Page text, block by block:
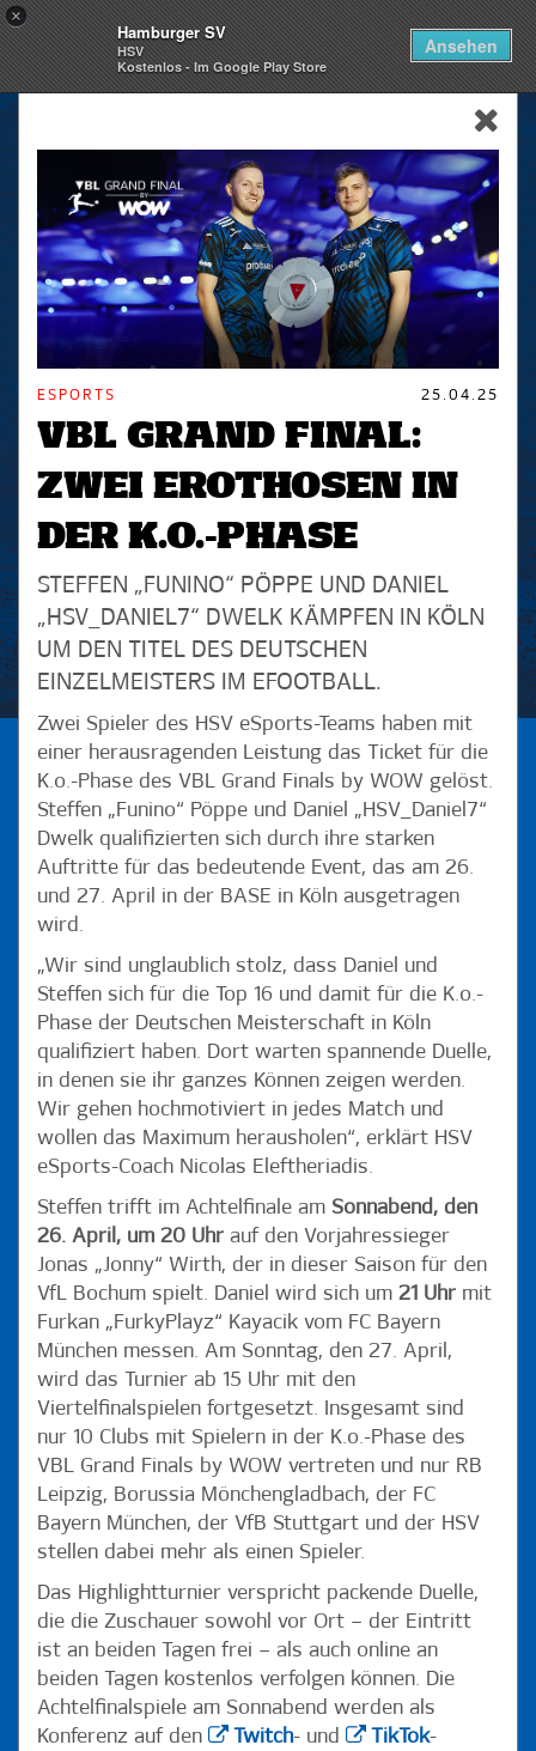
×
Hamburger SV
HSV
Kostenlos - Im Google Play Store
Ansehen
skip_navigation
ESPORTS 25.04.25
VBL GRAND FINAL:
ZWEI EROTHOSEN IN
DER K.O.-PHASE
STEFFEN „FUNINO“ PÖPPE UND DANIEL
„HSV_DANIEL7“ DWELK KÄMPFEN IN KÖLN
UM DEN TITEL DES DEUTSCHEN
EINZELMEISTERS IM EFOOTBALL.
Zwei Spieler des HSV eSports-Teams haben mit
einer herausragenden Leistung das Ticket für die
K.o.-Phase des VBL Grand Finals by WOW gelöst.
Steffen „Funino“ Pöppe und Daniel „HSV_Daniel7“
Dwelk qualifizierten sich durch ihre starken
Auftritte für das bedeutende Event, das am 26.
und 27. April in der BASE in Köln ausgetragen
wird.
„Wir sind unglaublich stolz, dass Daniel und
Steffen sich für die Top 16 und damit für die K.o.-
Phase der Deutschen Meisterschaft in Köln
qualifiziert haben. Dort warten spannende Duelle,
in denen sie ihr ganzes Können zeigen werden.
Wir gehen hochmotiviert in jedes Match und
wollen das Maximum herausholen“, erklärt HSV
eSports-Coach Nicolas Eleftheriadis.
Steffen trifft im Achtelfinale am Sonnabend, den
26. April, um 20 Uhr auf den Vorjahressieger
Jonas „Jonny“ Wirth, der in dieser Saison für den
VfL Bochum spielt. Daniel wird sich um 21 Uhr mit
Furkan „FurkyPlayz“ Kayacik vom FC Bayern
München messen. Am Sonntag, den 27. April,
wird das Turnier ab 15 Uhr mit den
Viertelfinalspielen fortgesetzt. Insgesamt sind
nur 10 Clubs mit Spielern in der K.o.-Phase des
VBL Grand Finals by WOW vertreten und nur RB
Leipzig, Borussia Mönchengladbach, der FC
Bayern München, der VfB Stuttgart und der HSV
stellen dabei mehr als einen Spieler.
Das Highlightturnier verspricht packende Duelle,
die die Zuschauer sowohl vor Ort – der Eintritt
ist an beiden Tagen frei – als auch online an
beiden Tagen kostenlos verfolgen können. Die
Achtelfinalspiele am Sonnabend werden als
Konferenz auf den
Twitch- und TikTok-